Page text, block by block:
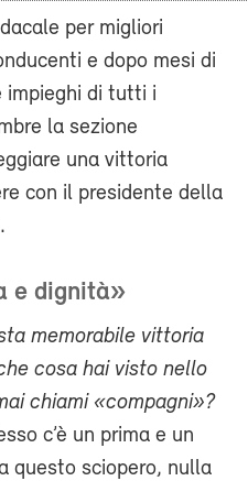
per migliori
e dopo mesi di
impieghi di tutti i
la sezione
una vittoria
con il presidente della
e dignità»
memorabile vittoria
cosa hai visto nello
chiami «compagni»?
c’è un prima e un
questo sciopero, nulla